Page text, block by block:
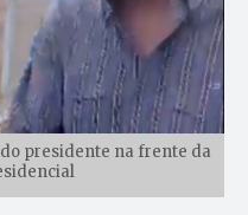
presidente na frente da